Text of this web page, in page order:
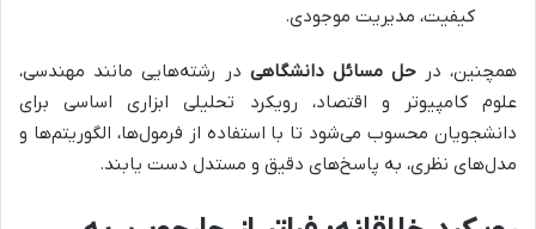
کیفیت، مدیریت موجودی.
همچنین، در حل مسائل دانشگاهی در رشته‌هایی مانند مهندسی،
علوم کامپیوتر و اقتصاد، رویکرد تحلیلی ابزاری اساسی برای
دانشجویان محسوب می‌شود تا با استفاده از فرمول‌ها، الگوریتم‌ها و
مدل‌های نظری، به پاسخ‌های دقیق و مستدل دست یابند.